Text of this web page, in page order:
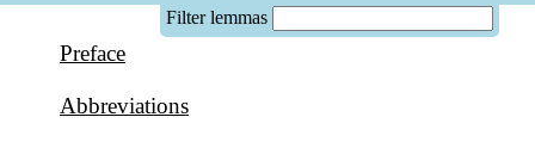
Filter lemmas
Preface
Abbreviations